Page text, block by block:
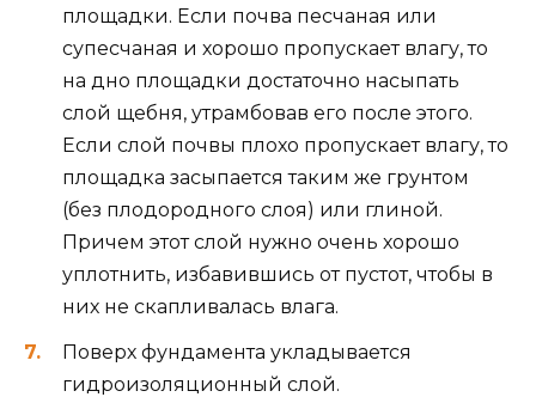
площадки. Если почва песчаная или
супесчаная и хорошо пропускает влагу, то
на дно площадки достаточно насыпать
слой щебня, утрамбовав его после этого.
Если слой почвы плохо пропускает влагу, то
площадка засыпается таким же грунтом
(без плодородного слоя) или глиной.
Причем этот слой нужно очень хорошо
уплотнить, избавившись от пустот, чтобы в
них не скапливалась влага.
Поверх фундамента укладывается
гидроизоляционный слой.